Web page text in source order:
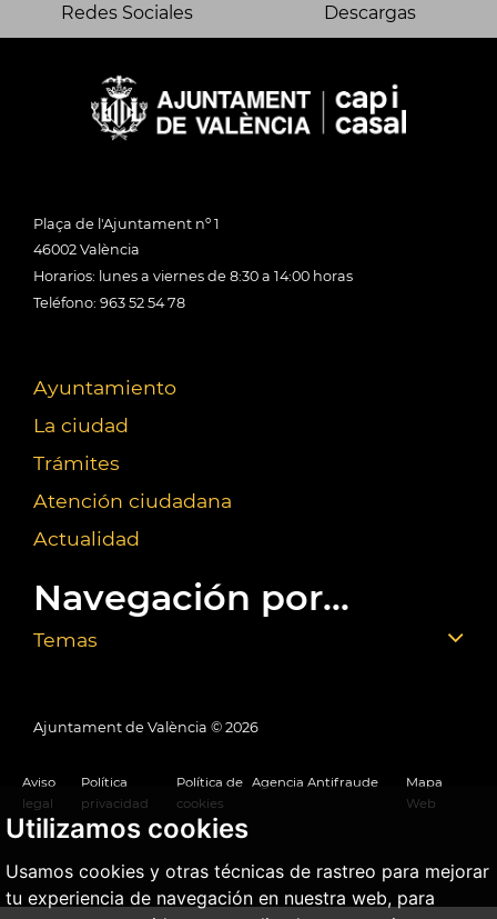
Utilizamos cookies
Usamos cookies y otras técnicas de rastreo para mejorar
tu experiencia de navegación en nuestra web, para
Redes Sociales Descargas
Plaça de l'Ajuntament nº 1
46002 València
Horarios: lunes a viernes de 8:30 a 14:00 horas
Teléfono: 963 52 54 78
Ayuntamiento
La ciudad
Trámites
Atención ciudadana
Actualidad
Navegación por...
Temas
Ajuntament de València © 2026
Aviso
legal
Política
privacidad
Política de
cookies
Agencia Antifraude
Mapa
Web